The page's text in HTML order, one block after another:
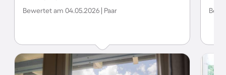
auf der Terasse oder dem Steg zu sitzen. Der Kontakt mit
freundlich und hat keine Probleme die Konkurrenz durch
seinen Garten spazieren zu lassen. Wir kommen sehr
gerne wieder! Herzlichen Dank!
Bewertet am 04.05.2026 | Paar